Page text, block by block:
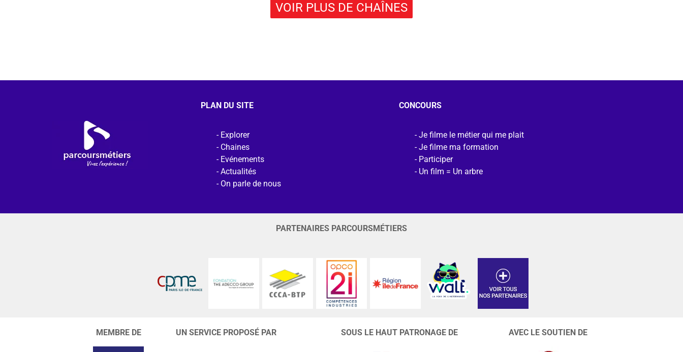
VOIR PLUS DE CHAÎNES
PLAN DU SITE
Explorer
Chaines
Evénements
Actualités
On parle de nous
CONCOURS
Je filme le métier qui me plait
Je filme ma formation
Participer
Un film = Un arbre
PARTENAIRES PARCOURSMÉTIERS
MEMBRE DE UN SERVICE PROPOSÉ PAR SOUS LE HAUT PATRONAGE DE AVEC LE SOUTIEN DE